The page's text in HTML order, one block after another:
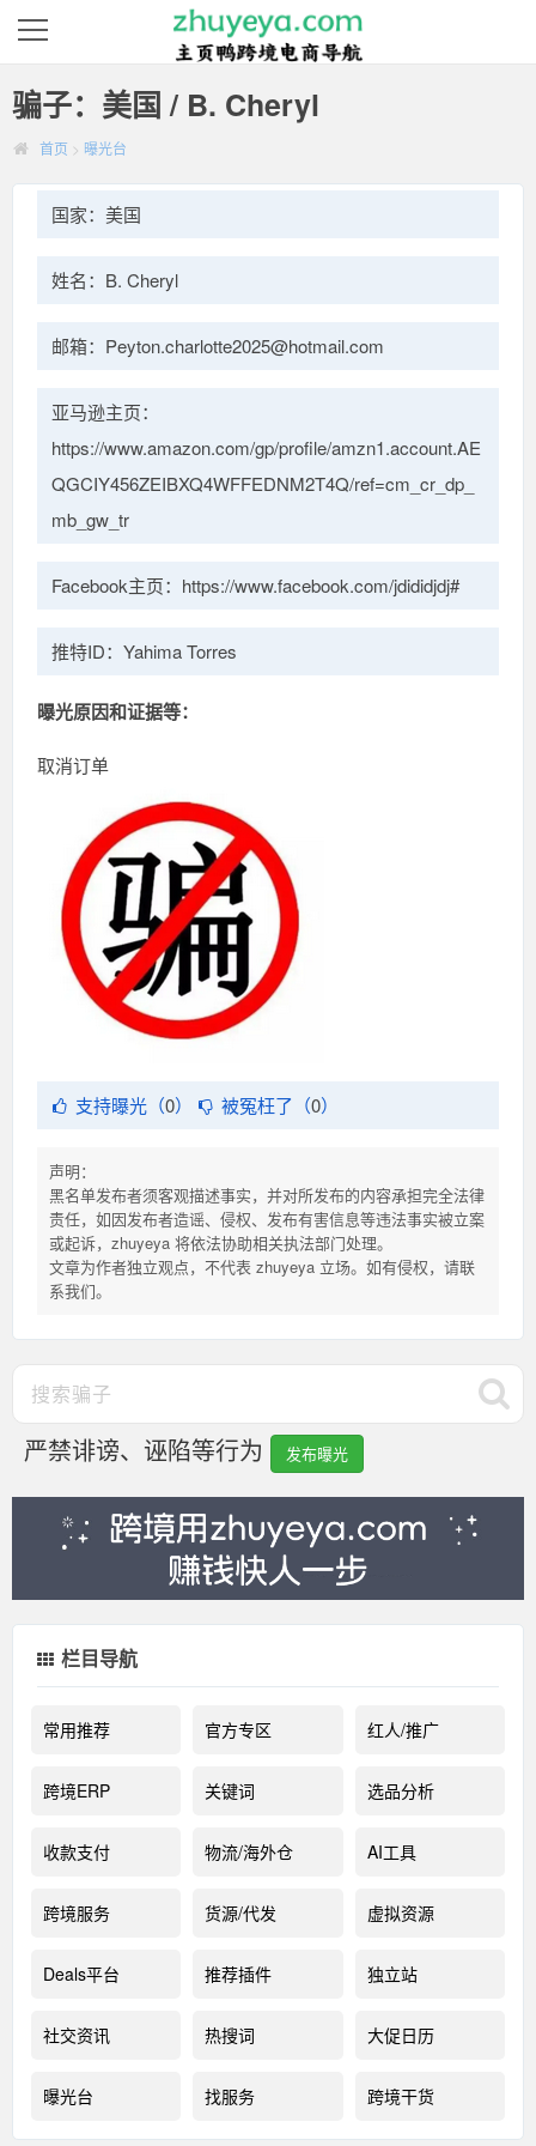
骗子：美国 / B. Cheryl
首页 > 曝光台
国家：美国
姓名：B. Cheryl
邮箱：Peyton.charlotte2025@hotmail.com
亚马逊主页：
https://www.amazon.com/gp/profile/amzn1.account.AE
QGCIY456ZEIBXQ4WFFEDNM2T4Q/ref=cm_cr_dp_
mb_gw_tr
Facebook主页：https://www.facebook.com/jdididjdj#
推特ID：Yahima Torres
曝光原因和证据等：
取消订单
支持曝光（0） 被冤枉了（0）
声明：
黑名单发布者须客观描述事实，并对所发布的内容承担完全法律
责任，如因发布者造谣、侵权、发布有害信息等违法事实被立案
或起诉，zhuyeya 将依法协助相关执法部门处理。
文章为作者独立观点，不代表 zhuyeya 立场。如有侵权，请联
系我们。
严禁诽谤、诬陷等行为 发布曝光
栏目导航
常用推荐 官方专区 红人/推广
跨境ERP 关键词 选品分析
收款支付 物流/海外仓 AI工具
跨境服务 货源/代发 虚拟资源
Deals平台 推荐插件 独立站
社交资讯 热搜词 大促日历
曝光台 找服务 跨境干货